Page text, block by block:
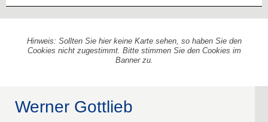
Hinweis: Sollten Sie hier keine Karte sehen, so haben Sie den
Cookies nicht zugestimmt. Bitte stimmen Sie den Cookies im
Banner zu.
Werner Gottlieb